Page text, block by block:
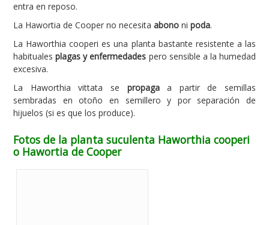
entra en reposo.
La Hawortia de Cooper no necesita abono ni poda.
La Haworthia cooperi es una planta bastante resistente a las
habitualesplagas y enfermedades pero sensible a la humedad
excesiva.
La Haworthia vittata se propagaa partir de semillas
sembradas en otoño en semillero y por separación de
hijuelos (si es que los produce).
Fotos de la planta suculenta Haworthia cooperi
o Hawortia de Cooper